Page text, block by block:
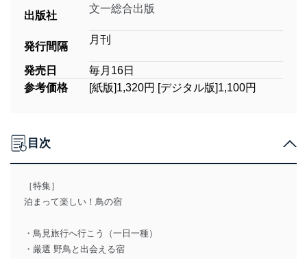
出版社
文一総合出版
発行間隔
月刊
発売日
毎月16日
参考価格
[紙版]1,320円 [デジタル版]1,100円
目次
［特集］
泊まって楽しい！鳥の宿
・鳥見旅行へ行こう（一日一種）
・厳選 野鳥と出会える宿